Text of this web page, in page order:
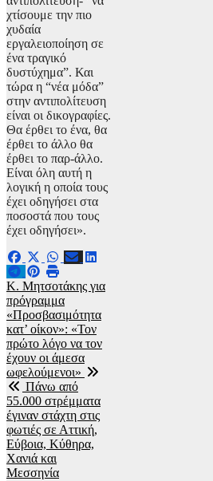
χτίσουμε την πιο
χυδαία
εργαλειοποίηση σε
ένα τραγικό
δυστύχημα”. Και
τώρα η “νέα μόδα”
στην αντιπολίτευση
είναι οι δικογραφίες.
Θα έρθει το ένα, θα
έρθει το άλλο θα
έρθει το παρ-άλλο.
Είναι όλη αυτή η
λογική η οποία τους
έχει οδηγήσει στα
ποσοστά που τους
έχει οδηγήσει».
Πλοήγηση
άρθρων
Κ. Μητσοτάκης για
πρόγραμμα
«Προσβασιμότητα
κατ’ οίκον»: «Τον
πρώτο λόγο να τον
έχουν οι άμεσα
ωφελούμενοι»
Πάνω από
55.000 στρέμματα
έγιναν στάχτη στις
φωτιές σε Αττική,
Εύβοια, Κύθηρα,
Χανιά και
Μεσσηνία